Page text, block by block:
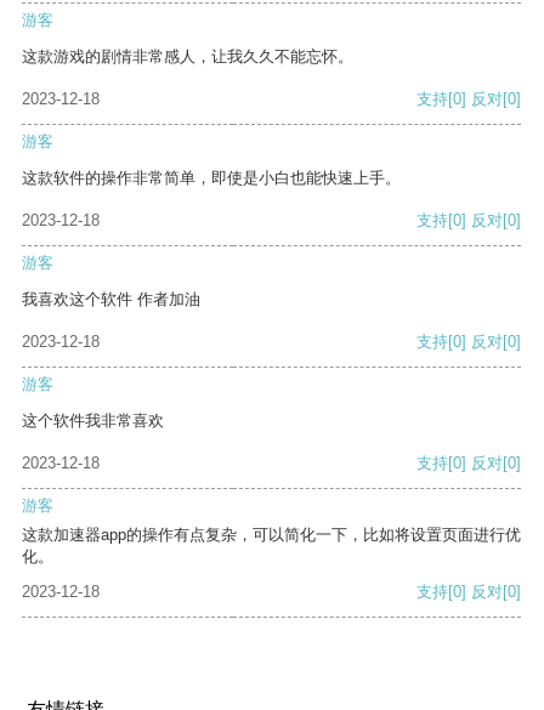
游客
这款游戏的剧情非常感人，让我久久不能忘怀。
2023-12-18 支持[0] 反对[0]
游客
这款软件的操作非常简单，即使是小白也能快速上手。
2023-12-18 支持[0] 反对[0]
游客
我喜欢这个软件 作者加油
2023-12-18 支持[0] 反对[0]
游客
这个软件我非常喜欢
2023-12-18 支持[0] 反对[0]
游客
这款加速器app的操作有点复杂，可以简化一下，比如将设置页面进行优
化。
2023-12-18
支持[0] 反对[0]